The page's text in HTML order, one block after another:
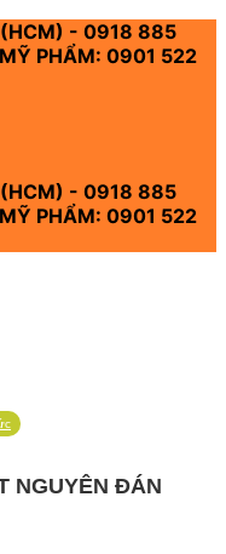
- 0918 885
PHẨM: 0901 522
- 0918 885
PHẨM: 0901 522
NGUYÊN ĐÁN